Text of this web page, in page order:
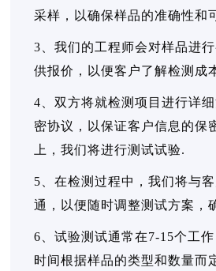
采样，以确保样品的准确性和
3、我们的工程师会对样品进
供报价，以便客户了解检测成
4、双方将就检测项目进行详
密协议，以保证客户信息的保
上，我们将进行测试试验.
5、在检测过程中，我们将与
通，以便随时调整测试方案，
6、试验测试通常在7-15个工
时间根据样品的类型和数量而